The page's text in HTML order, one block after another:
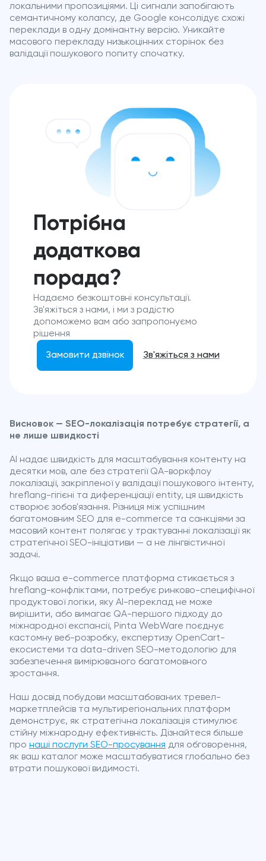
локальними пропозиціями. Ці сигнали запобігають
семантичному колапсу, де Google консолідує схожі
переклади в одну домінантну версію. Уникайте
масового перекладу низькоцінних сторінок без
валідації пошукового попиту спочатку.
Потрібна
додаткова
порада?
Надаємо безкоштовні консультації.
Зв'яжіться з нами, і ми з радістю
допоможемо вам або запропонуємо
рішення
Замовити дзвінок Зв'яжіться з нами
Висновок — SEO-локалізація потребує стратегії, а
не лише швидкості
AI надає швидкість для масштабування контенту на
десятки мов, але без стратегії QA-воркфлоу
локалізації, закріпленої у валідації пошукового інтенту,
hreflang-гігієні та диференціації entity, ця швидкість
створює зобов'язання. Різниця між успішним
багатомовним SEO для e-commerce та санкціями за
масовий контент полягає у трактуванні локалізації як
стратегічної SEO-ініціативи — а не лінгвістичної
задачі.
Якщо ваша e-commerce платформа стикається з
hreflang-конфліктами, потребує ринково-специфічної
продуктової логіки, яку AI-переклад не може
вирішити, або вимагає QA-першого підходу до
міжнародної експансії, Pinta WebWare поєднує
кастомну веб-розробку, експертизу OpenCart-
екосистеми та data-driven SEO-методологію для
забезпечення вимірюваного багатомовного
зростання.
Наш досвід побудови масштабованих тревел-
маркетплейсів та мультирегіональних платформ
демонструє, як стратегічна локалізація стимулює
стійну міжнародну ефективність. Дізнайтеся більше
про наші послуги SEO-просування для обговорення,
як ваш каталог може масштабуватися глобально без
втрати пошукової видимості.